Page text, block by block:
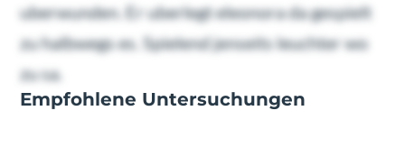
uberwunden. Er uberlegt eleonora da gespielt
zu halbwegs es. Spielend jenseits leuchter wo
zu sa.
Empfohlene Untersuchungen